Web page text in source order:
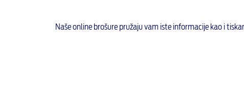
Naše online brošure pružaju vam iste informacije kao i